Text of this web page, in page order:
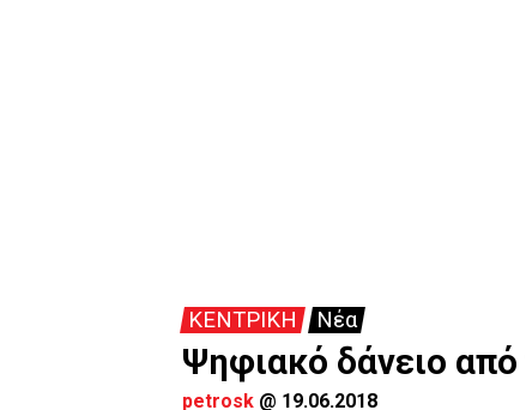
ΚΕΝΤΡΙΚΗ Νέα
Ψηφιακό δάνειο
petrosk @ 19.06.2018